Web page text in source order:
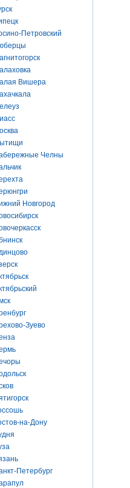
Петровский
Вишера
Челны
Новгород
Зуево
на-Дону
Петербург